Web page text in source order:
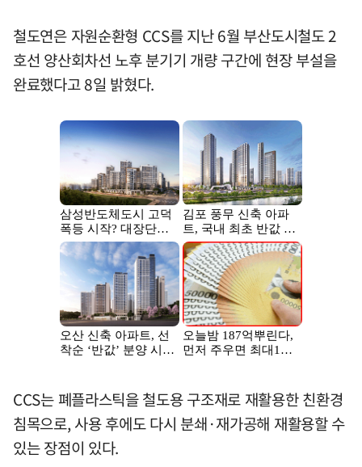
철도연은 자원순환형 CCS를 지난 6월 부산도시철도 2
호선 양산회차선 노후 분기기 개량 구간에 현장 부설을
완료했다고 8일 밝혔다.
CCS는 폐플라스틱을 철도용 구조재로 재활용한 친환경
침목으로, 사용 후에도 다시 분쇄·재가공해 재활용할 수
있는 장점이 있다.